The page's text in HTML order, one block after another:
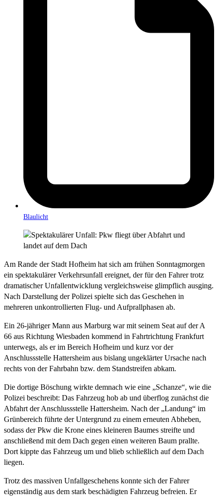
Blaulicht
Am Rande der Stadt Hofheim hat sich am frühen Sonntagmorgen
ein spektakulärer Verkehrsunfall ereignet, der für den Fahrer trotz
dramatischer Unfallentwicklung vergleichsweise glimpflich ausging.
Nach Darstellung der Polizei spielte sich das Geschehen in
mehreren unkontrollierten Flug- und Aufprallphasen ab.
Ein 26-jähriger Mann aus Marburg war mit seinem Seat auf der A
66 aus Richtung Wiesbaden kommend in Fahrtrichtung Frankfurt
unterwegs, als er im Bereich Hofheim und kurz vor der
Anschlussstelle Hattersheim aus bislang ungeklärter Ursache nach
rechts von der Fahrbahn bzw. dem Standstreifen abkam.
Die dortige Böschung wirkte demnach wie eine „Schanze“, wie die
Polizei beschreibt: Das Fahrzeug hob ab und überflog zunächst die
Abfahrt der Anschlussstelle Hattersheim. Nach der „Landung“ im
Grünbereich führte der Untergrund zu einem erneuten Abheben,
sodass der Pkw die Krone eines kleineren Baumes streifte und
anschließend mit dem Dach gegen einen weiteren Baum prallte.
Dort kippte das Fahrzeug um und blieb schließlich auf dem Dach
liegen.
Trotz des massiven Unfallgeschehens konnte sich der Fahrer
eigenständig aus dem stark beschädigten Fahrzeug befreien. Er